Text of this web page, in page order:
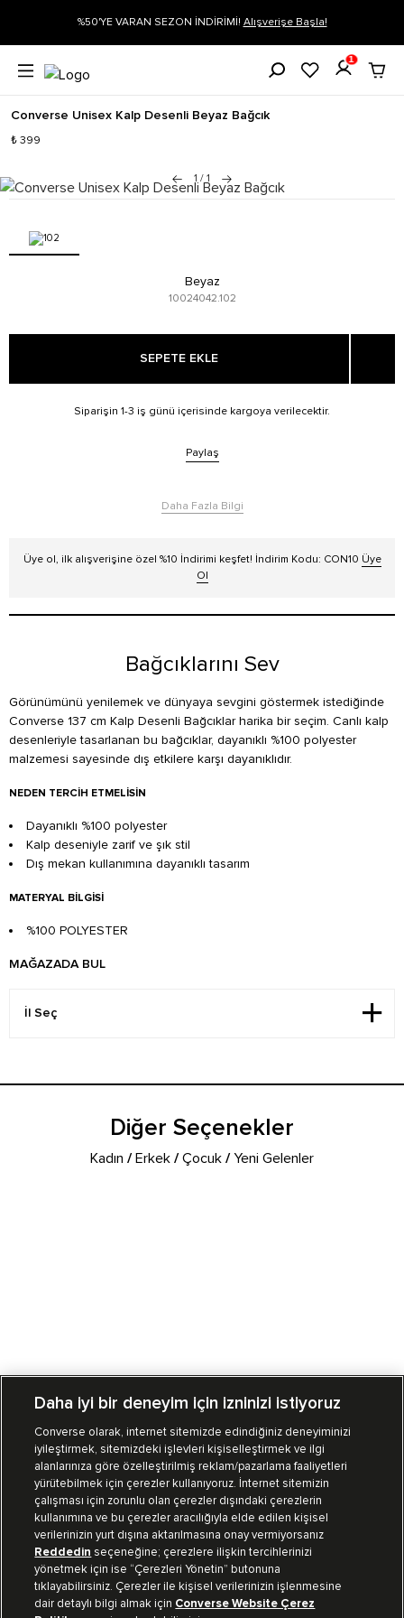
%50'YE VARAN SEZON İNDİRİMİ! Alışverişe Başla!
1
Converse Unisex Kalp Desenli Beyaz Bağcık
₺ 399
1 / 1
Beyaz
10024042.102
SEPETE EKLE
Siparişin 1-3 iş günü içerisinde kargoya verilecektir.
Paylaş
Daha Fazla Bilgi
Üye ol, ilk alışverişine özel %10 İndirimi keşfet! İndirim Kodu: CON10 Üye
Ol
Bağcıklarını Sev
Görünümünü yenilemek ve dünyaya sevgini göstermek istediğinde
Converse 137 cm Kalp Desenli Bağcıklar harika bir seçim. Canlı kalp
desenleriyle tasarlanan bu bağcıklar, dayanıklı %100 polyester
malzemesi sayesinde dış etkilere karşı dayanıklıdır.
NEDEN TERCIH ETMELISIN
Dayanıklı %100 polyester
Kalp deseniyle zarif ve şık stil
Dış mekan kullanımına dayanıklı tasarım
MATERYAL BILGISI
%100 POLYESTER
MAĞAZADA BUL
Diğer Seçenekler
Kadın /Erkek /Çocuk /Yeni Gelenler
Mağazalarımız Sipariş Takibi
Müşteri İlişkileri
Koleksiyon
Kurumsal
Daha iyi bir deneyim için izninizi istiyoruz
Converse olarak, internet sitemizde edindiğiniz deneyiminizi
iyileştirmek, sitemizdeki işlevleri kişiselleştirmek ve ilgi
alanlarınıza göre özelleştirilmiş reklam/pazarlama faaliyetleri
yürütebilmek için çerezler kullanıyoruz. İnternet sitemizin
çalışması için zorunlu olan çerezler dışındaki çerezlerin
kullanımına ve bu çerezler aracılığıyla elde edilen kişisel
verilerinizin yurt dışına aktarılmasına onay vermiyorsanız
Reddedin seçeneğine; çerezlere ilişkin tercihlerinizi
yönetmek için ise “Çerezleri Yönetin” butonuna
tıklayabilirsiniz. Çerezler ile kişisel verilerinizin işlenmesine
dair detaylı bilgi almak için Converse Website Çerez